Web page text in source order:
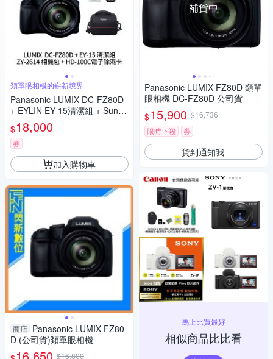
類單眼相機的嶄新境界
Panasonic LUMIX DC-FZ80D
+ EYLIN EY-15清潔組 + SunLi
ght ZY-2614相機包 + EirMai 銳
瑪 HD-100C電子除濕卡 FZ80
D (公司貨)
$18,000
券
加入購物車
商店 Panasonic LUMIX FZ80
D (公司貨)類單眼相機
$16,800
補貨中
Panasonic LUMIX FZ80D 類單
眼相機 DC-FZ80D 公司貨
$15,900 $16,736
限時下殺
券
貨到通知我
馬上比買最好
相似商品比比看